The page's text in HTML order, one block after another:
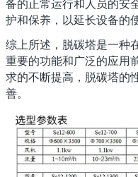
备的正常运行和人员的安
护和保养，以延长设备的
综上所述，脱碳塔是一种
重要的功能和广泛的应用
求的不断提高，脱碳塔的
善。